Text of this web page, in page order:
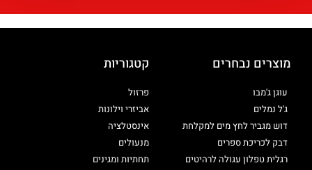
מוצרים נבחרים
עוגן ג'מבו
ג'ל נמלים
דוש מגביר לחץ מים למקלחת
דבק לכריכת ספרים
רגלית טפלון עגולה לרהיטים
קטגוריות
פרזול
אביזרי וילונות
אינסטלציה
מנעולים
תחתיות ומגינים